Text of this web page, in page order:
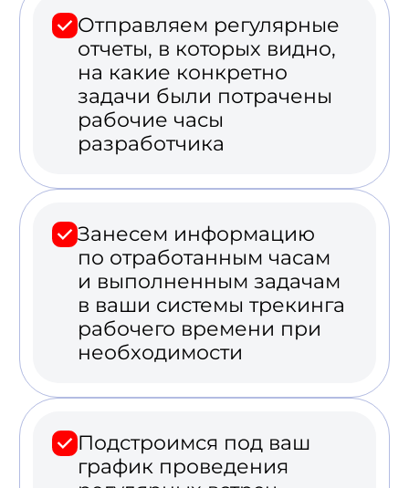
программистов
Выбираете подходящих по стеку
и опыту разработчиков.
Проводите
интервью
с разработчиками
Во время беседы у вас будет
возможность задать любые
вопросы, для того чтобы
специалиста.
04
Приступаем к работе над
вашими задачами.
Реализованные
проекты